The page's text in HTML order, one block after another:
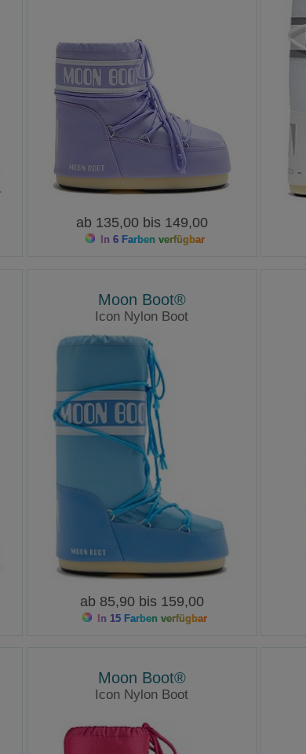
ab 135,00 bis 149,00
In 6 Farben verfügbar
Moon Boot®
Icon Nylon Boot
Moonboots
ab 85,90 bis 159,00
In 15 Farben verfügbar
Moon Boot®
Icon Nylon Boot